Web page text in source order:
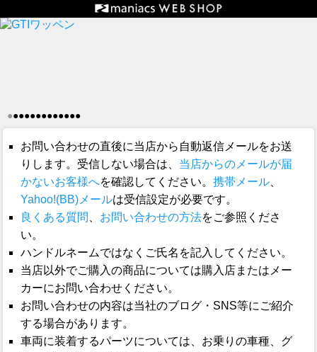
●●●●●●●●●●●●●
お問い合わせの直後に当店から自動返信メールをお送
りします。受信しない場合は、 当店からのメールが届
かないお客様へを確認してください。 携帯メール、
Yahoo!(BB)メールは受信設定が必要です。
良くある質問
お問い合わせの方法をご参照くださ
い。
ハンドルネームではなくご氏名を記入してください。
当店以外でご購入の商品については購入店またはメー
カーにお問い合わせください。
お問い合わせの内容は当社のブログ・SNS等にご紹介
する場合があります。
車両に装着するパーツについては、お乗りの車種、グ